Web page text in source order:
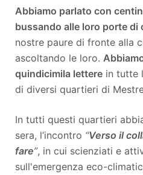
Abbiamo parlato con
bussando alle loro porte di
nostre paure di fronte alla
ascoltando le loro.
quindicimila lettere in tutte
di diversi quartieri di
In tutti questi quartieri
sera, l’incontro “Verso il
fare”, in cui scienziati e
sull'emergenza eco-